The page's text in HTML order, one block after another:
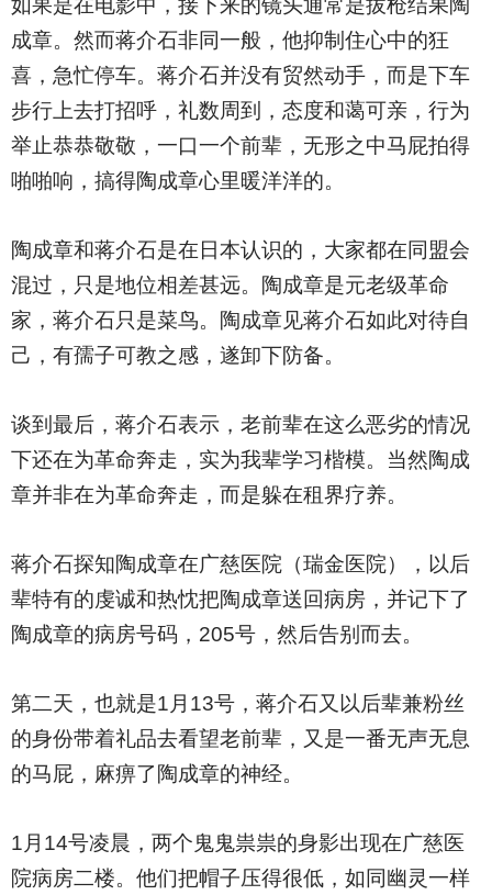
如果是在电影中，接下来的镜头通常是拔枪结果陶
成章。然而蒋介石非同一般，他抑制住心中的狂
喜，急忙停车。蒋介石并没有贸然动手，而是下车
步行上去打招呼，礼数周到，态度和蔼可亲，行为
举止恭恭敬敬，一口一个前辈，无形之中马屁拍得
啪啪响，搞得陶成章心里暖洋洋的。
陶成章和蒋介石是在日本认识的，大家都在同盟会
混过，只是地位相差甚远。陶成章是元老级革命
家，蒋介石只是菜鸟。陶成章见蒋介石如此对待自
己，有孺子可教之感，遂卸下防备。
谈到最后，蒋介石表示，老前辈在这么恶劣的情况
下还在为革命奔走，实为我辈学习楷模。当然陶成
章并非在为革命奔走，而是躲在租界疗养。
蒋介石探知陶成章在广慈医院（瑞金医院），以后
辈特有的虔诚和热忱把陶成章送回病房，并记下了
陶成章的病房号码，205号，然后告别而去。
第二天，也就是1月13号，蒋介石又以后辈兼粉丝
的身份带着礼品去看望老前辈，又是一番无声无息
的马屁，麻痹了陶成章的神经。
1 月14号凌晨，两个鬼鬼祟祟的身影出现在广慈医
院病房二楼。他们把帽子压得很低，如同幽灵一样